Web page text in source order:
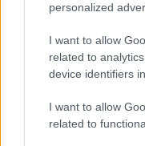
personalized
I want to allow
related to
device identifiers
I want to allow
related to